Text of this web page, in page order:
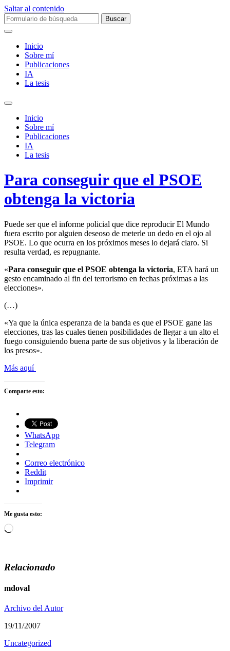
Saltar al contenido
Buscar:
Inicio
Sobre mí­
Publicaciones
IA
La tesis
Alternar
campo
búsqueda
Inicio
Sobre mí­
Publicaciones
IA
La tesis
Para conseguir que el PSOE
obtenga la victoria
Puede ser que el informe policial que dice reproducir El Mundo
fuera escrito por alguien deseoso de meterle un dedo en el ojo al
PSOE. Lo que ocurra en los próximos meses lo dejará claro. Si
resulta verdad, es repugnante.
«Para conseguir que el PSOE obtenga la victoria, ETA hará un
gesto encaminado al fin del terrorismo en fechas próximas a las
elecciones».
(…)
«Ya que la única esperanza de la banda es que el PSOE gane las
elecciones, tras las cuales tienen posibilidades de llegar a un alto el
fuego consiguiendo buena parte de sus objetivos y la liberación de
los presos».
Más aquí
Comparte esto:
WhatsApp
Telegram
Correo electrónico
Reddit
Imprimir
Me gusta esto:
Cargando...
Relacionado
mdoval
Archivo del Autor
19/11/2007
Uncategorized